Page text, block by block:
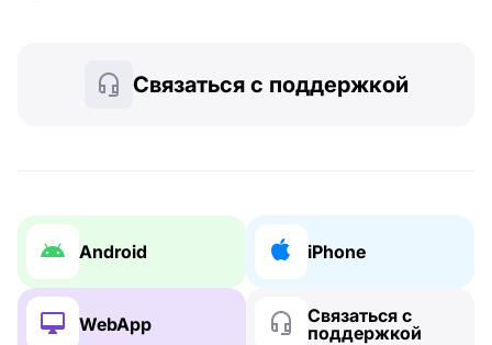
Связаться с поддержкой
Android iPhone
WebApp
Связаться с
поддержкой